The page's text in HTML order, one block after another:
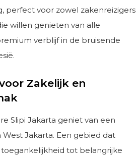
perfect voor zowel zakenreizigers
willen genieten van alle
verblijf in de bruisende
Zakelijk en
Slipi Jakarta geniet van een
Jakarta. Een gebied dat
tot belangrijke